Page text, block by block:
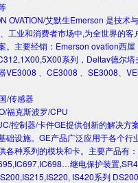
OVATION/艾默生Emerson 是技术
工业和消费者市场中,为全世界的客
。主要经销：Emerson ovation西屋
系列，Deltav德尔塔
VE3008 、CE3008 、SE3008、
/传感器
福克斯波罗/CPU
控制器/卡件GE提供创新的解决方
础设施。GE产品广泛应用于各个行
各种系列的模块和卡。主要产品有
继电保护装置
IS420系列